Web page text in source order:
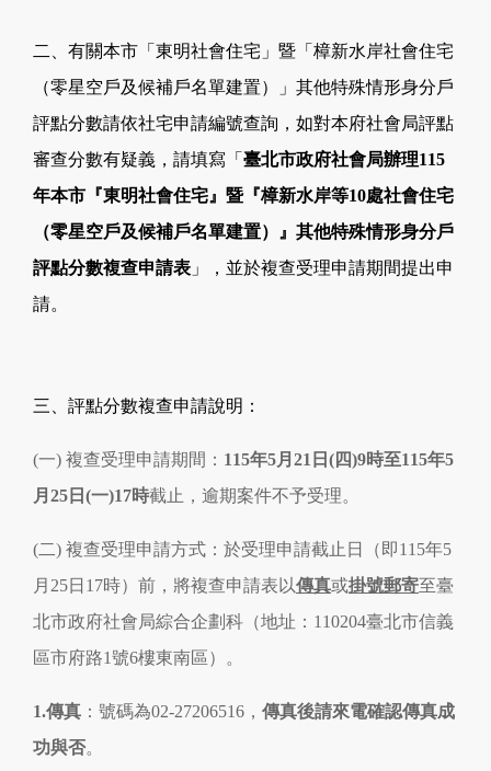
二、有關本市「東明社會住宅」暨「樟新水岸社會住宅
（零星空戶及候補戶名單建置）」其他特殊情形身分戶
評點分數請依社宅申請編號查詢，如對本府社會局評點
審查分數有疑義，請填寫「 臺北市政府社會局辦理115
年本市『東明社會住宅』暨『樟新水岸等10處社會住宅
（零星空戶及候補戶名單建置）』其他特殊情形身分戶
評點分數複查申請表 」，並於複查受理申請期間提出申
請。
三、 評點分數複查申請說明：
(一) 複查受理申請期間： 115年5月21日(四)9時至115年5
月25日(一)17時截止，逾期案件不予受理。
(二) 複查受理申請方式：於受理申請截止日（即115年5
月25日17時）前，將複查申請表以傳真或掛號郵寄至臺
北市政府社會局綜合企劃科（地址：110204臺北市信義
區市府路1號6樓東南區）。
1.傳真 ：號碼為02-27206516， 傳真後請來電確認傳真成
功與否。